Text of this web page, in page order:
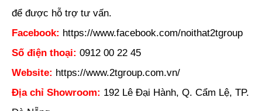
để được hỗ trợ tư vấn.
Facebook: https://www.facebook.com/noithat2tgroup
Số điện thoại: 0912 00 22 45
Website: https://www.2tgroup.com.vn/
Địa chỉ Showroom: 192 Lê Đại Hành, Q. Cẩm Lệ, TP.